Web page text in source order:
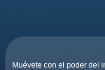
Muévete con el poder del